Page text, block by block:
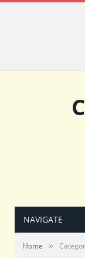
NAVIGATE
Home »